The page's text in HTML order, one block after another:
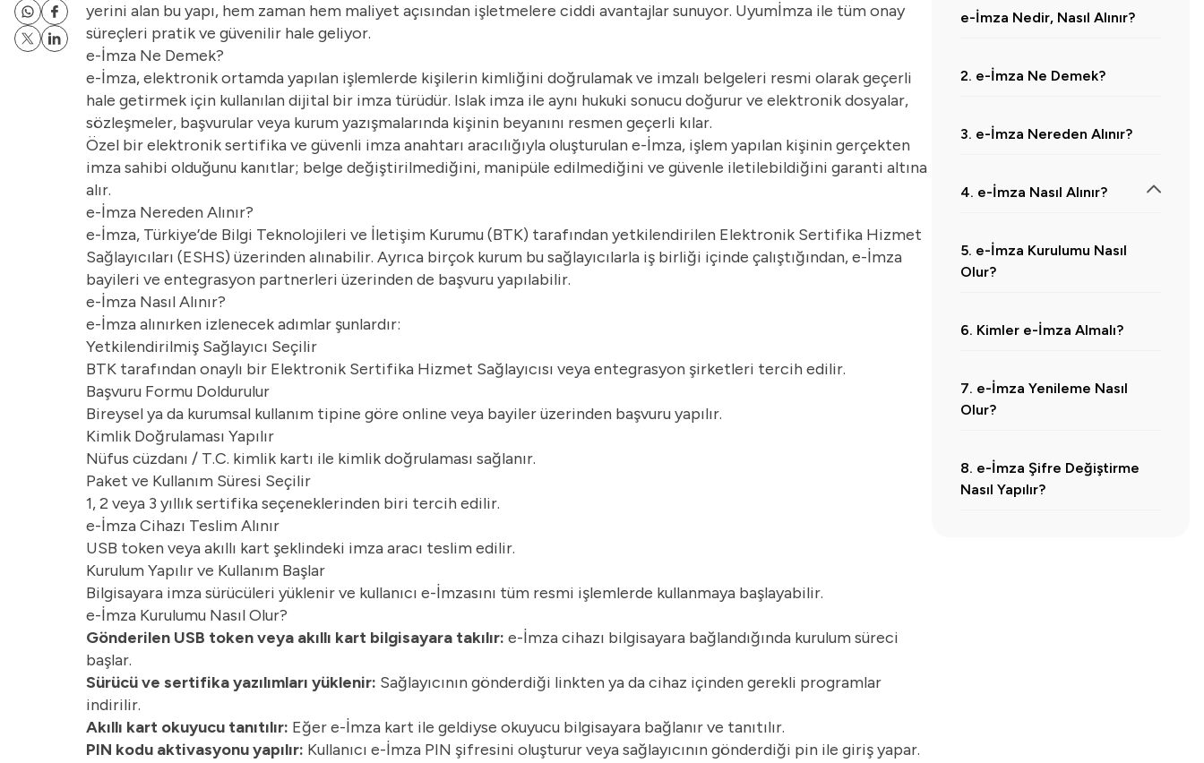
yerini alan bu yapı, hem zaman hem maliyet açısından işletmelere ciddi avantajlar sunuyor. Uyumİmza ile tüm onay
süreçleri pratik ve güvenilir hale geliyor.
e-İmza Ne Demek?
e-İmza, elektronik ortamda yapılan işlemlerde kişilerin kimliğini doğrulamak ve imzalı belgeleri resmi olarak geçerli
hale getirmek için kullanılan dijital bir imza türüdür. Islak imza ile aynı hukuki sonucu doğurur ve elektronik dosyalar,
sözleşmeler, başvurular veya kurum yazışmalarında kişinin beyanını resmen geçerli kılar.
Özel bir elektronik sertifika ve güvenli imza anahtarı aracılığıyla oluşturulan e-İmza, işlem yapılan kişinin gerçekten
imza sahibi olduğunu kanıtlar; belge değiştirilmediğini, manipüle edilmediğini ve güvenle iletilebildiğini garanti altına
alır.
e-İmza Nereden Alınır?
e-İmza, Türkiye’de Bilgi Teknolojileri ve İletişim Kurumu (BTK) tarafından yetkilendirilen Elektronik Sertifika Hizmet
Sağlayıcıları (ESHS) üzerinden alınabilir. Ayrıca birçok kurum bu sağlayıcılarla iş birliği içinde çalıştığından, e-İmza
bayileri ve entegrasyon partnerleri üzerinden de başvuru yapılabilir.
e-İmza Nasıl Alınır?
e-İmza alınırken izlenecek adımlar şunlardır:
Yetkilendirilmiş Sağlayıcı Seçilir
BTK tarafından onaylı bir Elektronik Sertifika Hizmet Sağlayıcısı veya entegrasyon şirketleri tercih edilir.
Başvuru Formu Doldurulur
Bireysel ya da kurumsal kullanım tipine göre online veya bayiler üzerinden başvuru yapılır.
Kimlik Doğrulaması Yapılır
Nüfus cüzdanı / T.C. kimlik kartı ile kimlik doğrulaması sağlanır.
Paket ve Kullanım Süresi Seçilir
1, 2 veya 3 yıllık sertifika seçeneklerinden biri tercih edilir.
e-İmza Cihazı Teslim Alınır
USB token veya akıllı kart şeklindeki imza aracı teslim edilir.
Kurulum Yapılır ve Kullanım Başlar
Bilgisayara imza sürücüleri yüklenir ve kullanıcı e-İmzasını tüm resmi işlemlerde kullanmaya başlayabilir.
e-İmza Kurulumu Nasıl Olur?
Gönderilen USB token veya akıllı kart bilgisayara takılır: e-İmza cihazı bilgisayara bağlandığında kurulum süreci
başlar.
Sürücü ve sertifika yazılımları yüklenir: Sağlayıcının gönderdiği linkten ya da cihaz içinden gerekli programlar
indirilir.
Akıllı kart okuyucu tanıtılır: Eğer e-İmza kart ile geldiyse okuyucu bilgisayara bağlanır ve tanıtılır.
PIN kodu aktivasyonu yapılır: Kullanıcı e-İmza PIN şifresini oluşturur veya sağlayıcının gönderdiği pin ile giriş yapar.
e-İmza Nedir, Nasıl Alınır?
2. e-İmza Ne Demek?
3. e-İmza Nereden Alınır?
4. e-İmza Nasıl Alınır?
4.2.Başvuru Formu Doldurulur
4.4. Paket ve Kullanım Süresi Seçilir
4.6.Kurulum Yapılır ve Kullanım Başlar
5. e-İmza Kurulumu Nasıl
Olur?
6. Kimler e-İmza Almalı?
7. e-İmza Yenileme Nasıl
Olur?
8. e-İmza Şifre Değiştirme
Nasıl Yapılır?